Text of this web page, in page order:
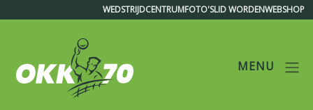
WEDSTRIJDCENTRUMFOTO'SLID WORDENWEBSHOP
OKK'70
MENU